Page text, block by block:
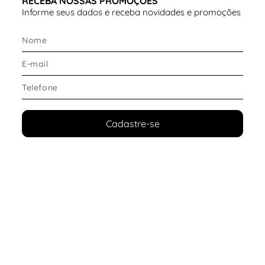
Proporciona leveza e conforto térmico
🦶 Tipo de solado
Solado em borracha
Garante aderência e segurança ao caminhar
Ideal para diferentes superfícies
Informe seus dados e receba novidades e promoções
Cadastre-se